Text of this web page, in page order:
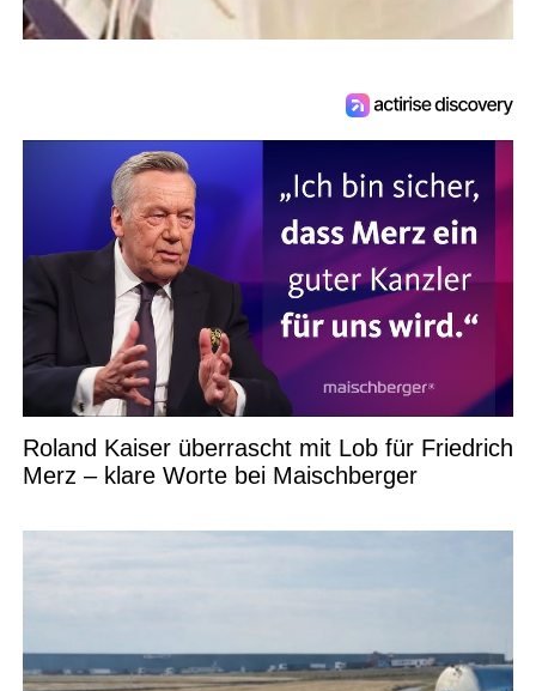
Roland Kaiser überrascht mit Lob für Friedrich
Merz – klare Worte bei Maischberger